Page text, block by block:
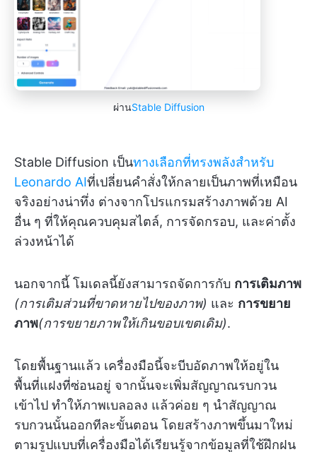
ผ่านStable Diffusion
Stable Diffusion เป็นทางเลือกที่ทรงพลังสำหรับ
Leonardo AIที่เปลี่ยนคำสั่งให้กลายเป็นภาพที่เหมือน
จริงอย่างน่าทึ่ง ต่างจากโปรแกรมสร้างภาพด้วย AI
อื่น ๆ ที่ให้คุณควบคุมสไตล์, การจัดกรอบ, และค่าตั้ง
ล่วงหน้าได้
นอกจากนี้ โมเดลนี้ยังสามารถจัดการกับ การเติมภาพ
(การเติมส่วนที่ขาดหายไปของภาพ) และ การขยาย
ภาพ(การขยายภาพให้เกินขอบเขตเดิม).
โดยพื้นฐานแล้ว เครื่องมือนี้จะบีบอัดภาพให้อยู่ใน
พื้นที่แฝงที่ซ่อนอยู่ จากนั้นจะเพิ่มสัญญาณรบกวน
เข้าไป ทำให้ภาพเบลอลง แล้วค่อย ๆ นำสัญญาณ
รบกวนนั้นออกทีละขั้นตอน โดยสร้างภาพขึ้นมาใหม่
ตามรูปแบบที่เครื่องมือได้เรียนรู้จากข้อมูลที่ใช้ฝึกฝน